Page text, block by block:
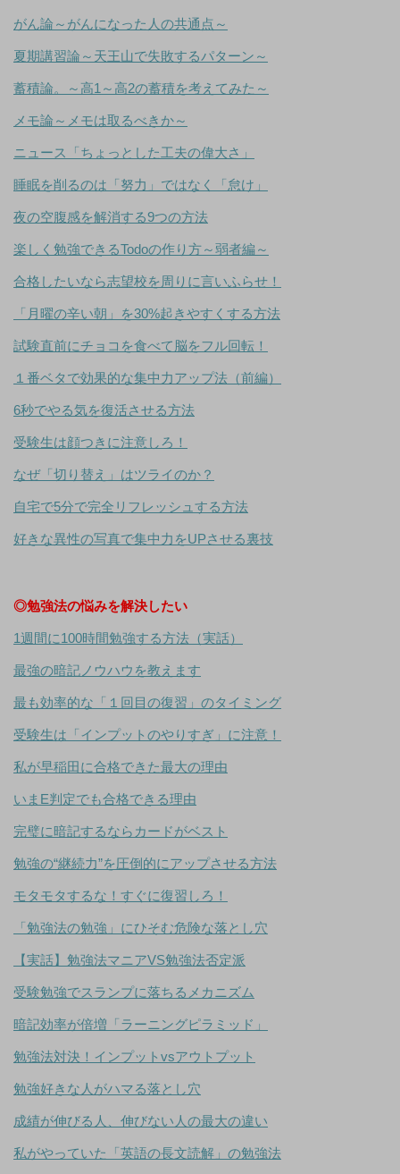
がん論～がんになった人の共通点～
夏期講習論～天王山で失敗するパターン～
蓄積論。～高1～高2の蓄積を考えてみた～
メモ論～メモは取るべきか～
ニュース「ちょっとした工夫の偉大さ」
睡眠を削るのは「努力」ではなく「怠け」
夜の空腹感を解消する9つの方法
楽しく勉強できるTodoの作り方～弱者編～
合格したいなら志望校を周りに言いふらせ！
「月曜の辛い朝」を30%起きやすくする方法
試験直前にチョコを食べて脳をフル回転！
１番ベタで効果的な集中力アップ法（前編）
6秒でやる気を復活させる方法
受験生は顔つきに注意しろ！
なぜ「切り替え」はツライのか？
自宅で5分で完全リフレッシュする方法
好きな異性の写真で集中力をUPさせる裏技
◎勉強法の悩みを解決したい
1週間に100時間勉強する方法（実話）
最強の暗記ノウハウを教えます
最も効率的な「１回目の復習」のタイミング
受験生は「インプットのやりすぎ」に注意！
私が早稲田に合格できた最大の理由
いまE判定でも合格できる理由
完璧に暗記するならカードがベスト
勉強の“継続力”を圧倒的にアップさせる方法
モタモタするな！すぐに復習しろ！
「勉強法の勉強」にひそむ危険な落とし穴
【実話】勉強法マニアVS勉強法否定派
受験勉強でスランプに落ちるメカニズム
暗記効率が倍増「ラーニングピラミッド」
勉強法対決！インプットvsアウトプット
勉強好きな人がハマる落とし穴
成績が伸びる人、伸びない人の最大の違い
私がやっていた「英語の長文読解」の勉強法